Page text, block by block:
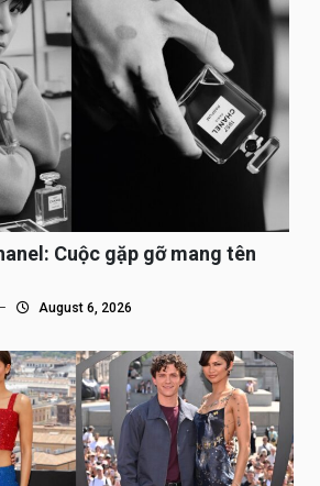
Cuộc gặp gỡ mang tên
August 6, 2026